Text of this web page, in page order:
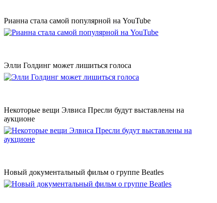
Рианна стала самой популярной на YouTube
Элли Голдинг может лишиться голоса
Некоторые вещи Элвиса Пресли будут выставлены на
аукционе
Новый документальный фильм о группе Beatles